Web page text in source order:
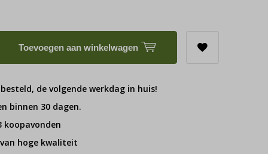
Toevoegen aan winkelwagen
de volgende werkdag in huis!
binnen 30 dagen.
koopavonden
hoge kwaliteit